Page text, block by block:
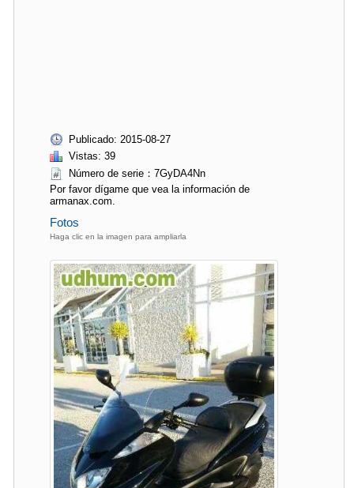
Publicado: 2015-08-27
Vistas: 39
Número de serie：7GyDA4Nn
Por favor dígame que vea la información de
armanax.com.
Fotos
Haga clic en la imagen para ampliarla